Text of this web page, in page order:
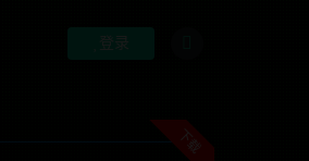
登录
下载